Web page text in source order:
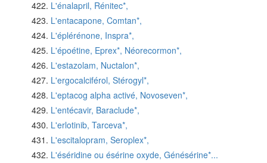
L'énalapril, Rénitec*,
L'entacapone, Comtan*,
L'éplérénone, Inspra*,
L'époétine, Eprex*, Néorecormon*,
L'estazolam, Nuctalon*,
L'ergocalciférol, Stérogyl*,
L'eptacog alpha activé, Novoseven*,
L'entécavir, Baraclude*,
L'erlotinib, Tarceva*,
L'escitalopram, Seroplex*,
L'éséridine ou ésérine oxyde, Génésérine*...